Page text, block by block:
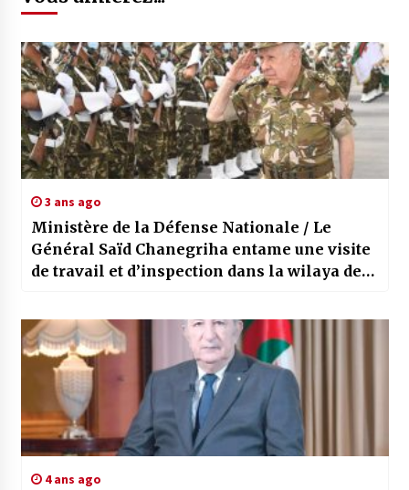
3 ans ago
Ministère de la Défense Nationale / Le
Général Saïd Chanegriha entame une visite
de travail et d’inspection dans la wilaya de
4 ans ago